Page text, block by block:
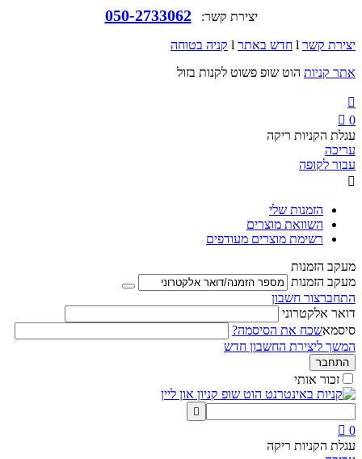
יצירת קשר: 050-2733062
יצירת קשר חדש באתר
קניה בטוחה
אתר קניות הוט שופ פשוט לקנות בזול

0

עגלת הקניות ריקה
עריכה
עבור לקופה

הזמנות שלי
השוואת מוצרים
רשימת מוצרים מעודפים
מעקב הזמנות
מעקב הזמנות
התחברצור חשבון
דואר אלקטרוני
סיסמאשכח את הסיסמה?
המשך ליצירת החשבון חדש
התחבר
זכור אותי

0

עגלת הקניות ריקה